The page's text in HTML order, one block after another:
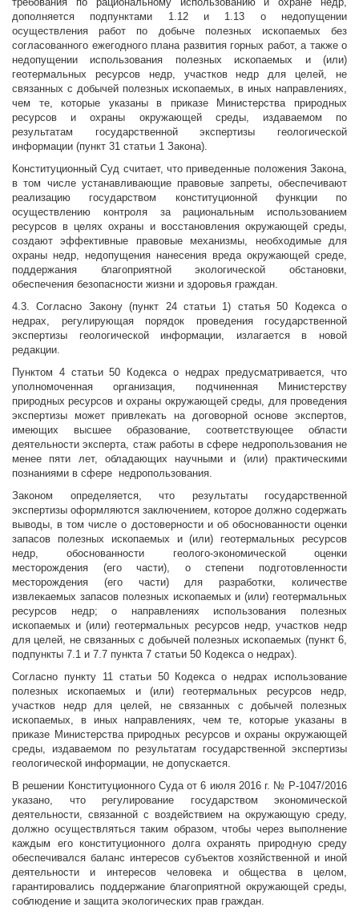
дополняется подпунктами 1.12 и 1.13 о недопущении
осуществления работ по добыче полезных ископаемых без
согласованного ежегодного плана развития горных работ, а также о
недопущении использования полезных ископаемых и (или)
геотермальных ресурсов недр, участков недр для целей, не
связанных с добычей полезных ископаемых, в иных направлениях,
чем те, которые указаны в приказе Министерства природных
ресурсов и охраны окружающей среды, издаваемом по
результатам государственной экспертизы геологической
информации (пункт 31 статьи 1 Закона).
Конституционный Суд считает, что приведенные положения Закона,
в том числе устанавливающие правовые запреты, обеспечивают
реализацию государством конституционной функции по
осуществлению контроля за рациональным использованием
ресурсов в целях охраны и восстановления окружающей среды,
создают эффективные правовые механизмы, необходимые для
охраны недр, недопущения нанесения вреда окружающей среде,
поддержания благоприятной экологической обстановки,
обеспечения безопасности жизни и здоровья граждан.
4.3. Согласно Закону (пункт 24 статьи 1) статья 50 Кодекса о
недрах, регулирующая порядок проведения государственной
экспертизы геологической информации, излагается в новой
редакции.
Пунктом 4 статьи 50 Кодекса о недрах предусматривается, что
уполномоченная организация, подчиненная Министерству
природных ресурсов и охраны окружающей среды, для проведения
экспертизы может привлекать на договорной основе экспертов,
имеющих высшее образование, соответствующее области
деятельности эксперта, стаж работы в сфере недропользования не
менее пяти лет, обладающих научными и (или) практическими
познаниями в сфере недропользования.
Законом определяется, что результаты государственной
экспертизы оформляются заключением, которое должно содержать
выводы, в том числе о достоверности и об обоснованности оценки
запасов полезных ископаемых и (или) геотермальных ресурсов
недр, обоснованности геолого-экономической оценки
месторождения (его части), о степени подготовленности
месторождения (его части) для разработки, количестве
извлекаемых запасов полезных ископаемых и (или) геотермальных
ресурсов недр; о направлениях использования полезных
ископаемых и (или) геотермальных ресурсов недр, участков недр
для целей, не связанных с добычей полезных ископаемых (пункт 6,
подпункты 7.1 и 7.7 пункта 7 статьи 50 Кодекса о недрах).
Согласно пункту 11 статьи 50 Кодекса о недрах использование
полезных ископаемых и (или) геотермальных ресурсов недр,
участков недр для целей, не связанных с добычей полезных
ископаемых, в иных направлениях, чем те, которые указаны в
приказе Министерства природных ресурсов и охраны окружающей
среды, издаваемом по результатам государственной экспертизы
геологической информации, не допускается.
В решении Конституционного Суда от 6 июля 2016 г. № Р-1047/2016
указано, что регулирование государством экономической
деятельности, связанной с воздействием на окружающую среду,
должно осуществляться таким образом, чтобы через выполнение
каждым его конституционного долга охранять природную среду
обеспечивался баланс интересов субъектов хозяйственной и иной
деятельности и интересов человека и общества в целом,
гарантировались поддержание благоприятной окружающей среды,
соблюдение и защита экологических прав граждан.